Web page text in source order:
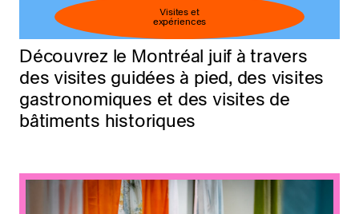
Visites et
expériences
Découvrez le Montréal juif à travers
des visites guidées à pied, des visites
gastronomiques et des visites de
bâtiments historiques